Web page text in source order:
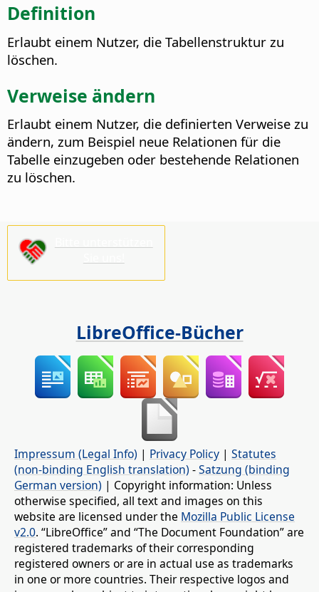
Definition
Erlaubt einem Nutzer, die Tabellenstruktur zu
löschen.
Verweise ändern
Erlaubt einem Nutzer, die definierten Verweise zu
ändern, zum Beispiel neue Relationen für die
Tabelle einzugeben oder bestehende Relationen
zu löschen.
LibreOffice-Bücher
Impressum (Legal Info) | Privacy Policy | Statutes
(non-binding English translation) -Satzung (binding
German version) | Copyright information: Unless
otherwise specified, all text and images on this
website are licensed under the Mozilla Public License
v2.0. “LibreOffice” and “The Document Foundation” are
registered trademarks of their corresponding
registered owners or are in actual use as trademarks
in one or more countries. Their respective logos and